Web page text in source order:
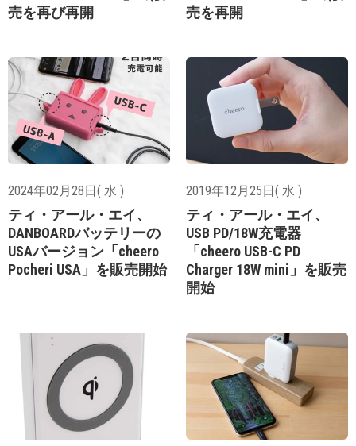
売を再び再開
売を再開
2024年02月28日( 水 )
ティ・アール・エイ、
DANBOARDバッテリーの
USAバージョン「cheero
Pocheri USA」を販売開始
2019年12月25日( 水 )
ティ・アール・エイ、
USB PD/18W充電器
「cheero USB-C PD
Charger 18W mini」を販売
開始